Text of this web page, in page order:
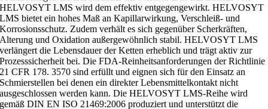
HELVOSYT LMS wird dem effektiv entgegengewirkt. HELVOSYT
LMS bietet ein hohes Maß an Kapillarwirkung, Verschleiß- und
Korrosionsschutz. Zudem verhält es sich gegenüber Scherkräften,
Alterung und Oxidation außergewöhnlich stabil. HELVOSYT LMS
verlängert die Lebensdauer der Ketten erheblich und trägt aktiv zur
Prozesssicherheit bei. Die FDA-Reinheitsanforderungen der Richtlinie
21 CFR 178. 3570 sind erfüllt und eignen sich für den Einsatz an
Schmierstellen bei denen ein direkter Lebensmittelkontakt nicht
ausgeschlossen werden kann. Die HELVOSYT LMS-Reihe wird
gemäß DIN EN ISO 21469:2006 produziert und unterstützt die